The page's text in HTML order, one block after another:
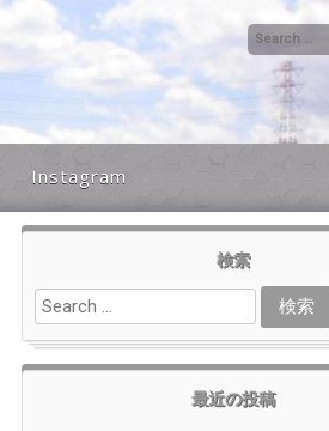
Instagram
検索
最近の投稿